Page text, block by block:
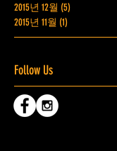
2015년 12월 (5)
2015년 11월 (1)
Follow Us